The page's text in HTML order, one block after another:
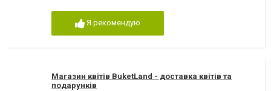
Я рекомендую
Магазин квітів BuketLand - доставка квітів та
подарунків